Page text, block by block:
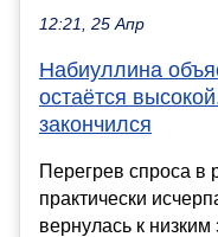
12:21, 25 Апр
Набиуллина
остаётся
закончился
Перегрев спроса в
практически
вернулась к